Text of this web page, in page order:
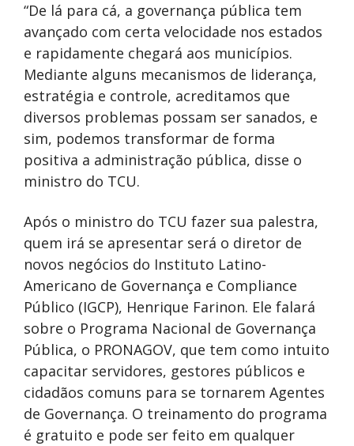
“De lá para cá, a governança pública tem
avançado com certa velocidade nos estados
e rapidamente chegará aos municípios.
Mediante alguns mecanismos de liderança,
estratégia e controle, acreditamos que
diversos problemas possam ser sanados, e
sim, podemos transformar de forma
positiva a administração pública, disse o
ministro do TCU.
Após o ministro do TCU fazer sua palestra,
quem irá se apresentar será o diretor de
novos negócios do Instituto Latino-
Americano de Governança e Compliance
Público (IGCP), Henrique Farinon. Ele falará
sobre o Programa Nacional de Governança
Pública, o PRONAGOV, que tem como intuito
capacitar servidores, gestores públicos e
cidadãos comuns para se tornarem Agentes
de Governança. O treinamento do programa
é gratuito e pode ser feito em qualquer